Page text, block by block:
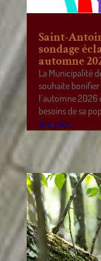
Saint-
sondage
automne
La Municipalité
souhaite
l’automne 2026
besoins de sa
lire plus